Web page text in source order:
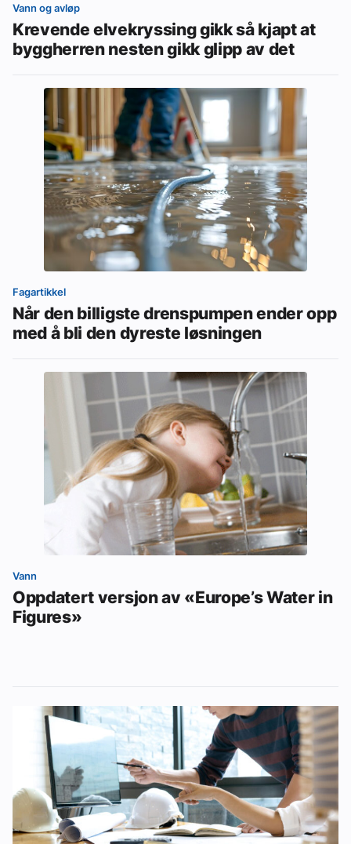
Vann og avløp
Krevende elvekryssing gikk så kjapt at
byggherren nesten gikk glipp av det
Fagartikkel
Når den billigste drenspumpen ender opp
med å bli den dyreste løsningen
Vann
Oppdatert versjon av «Europe’s Water in
Figures»